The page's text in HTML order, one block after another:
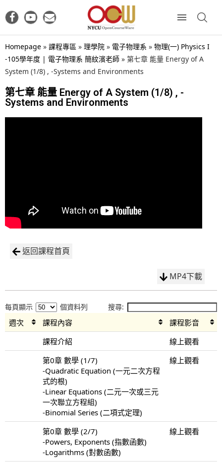
Homepage » 課程專區 » 理學院 » 電子物理系 » 物理(一) Physics I
-105學年度 | 電子物理系 簡紋濱老師 » 第七章 能量 Energy of A
System (1/8) , -Systems and Environments
第七章 能量 Energy of A System (1/8) , -
Systems and Environments
返回課程首頁
MP4下載
每頁顯示 個資料列 搜尋:
週次 課程內容
課程影音
課程介紹
線上觀看
第0章 數學 (1/7)
-Quadratic Equation (一元二次方程
式的根)
-Linear Equations (二元一次或三元
一次聯立方程組)
-Binomial Series (二項式定理)
線上觀看
第0章 數學 (2/7)
-Powers, Exponents (指數函數)
-Logarithms (對數函數)
線上觀看